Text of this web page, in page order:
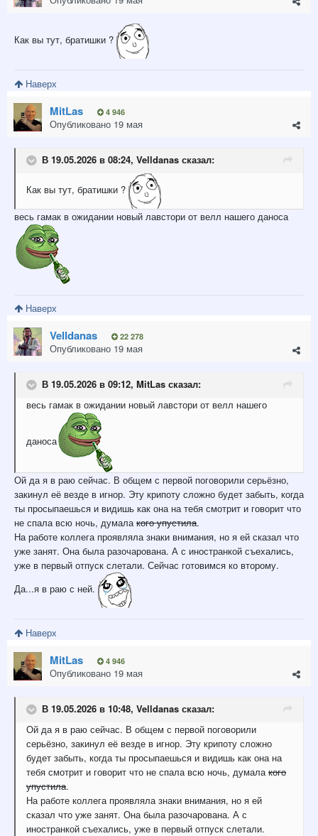
Как вы тут, братишки ?
Наверх
MitLas 4 946
Опубликовано 19 мая
В 19.05.2026 в 08:24, Velldanas сказал:
Как вы тут, братишки ?
весь гамак в ожидании новый лавстори от велл нашего даноса
Наверх
Velldanas 22 278
Опубликовано 19 мая
В 19.05.2026 в 09:12, MitLas сказал:
весь гамак в ожидании новый лавстори от велл нашего
даноса
Ой да я в раю сейчас. В общем с первой поговорили серьёзно,
закинул её везде в игнор. Эту крипоту сложно будет забыть, когда
ты просыпаешься и видишь как она на тебя смотрит и говорит что
не спала всю ночь, думалакого упустила.
На работе коллега проявляла знаки внимания, но я ей сказал что
уже занят. Она была разочарована. А с иностранкой съехались,
уже в первый отпуск слетали. Сейчас готовимся ко второму.
Да...я в раю с ней.
Наверх
MitLas 4 946
Опубликовано 19 мая
В 19.05.2026 в 10:48, Velldanas сказал:
Ой да я в раю сейчас. В общем с первой поговорили
серьёзно, закинул её везде в игнор. Эту крипоту сложно
будет забыть, когда ты просыпаешься и видишь как она на
тебя смотрит и говорит что не спала всю ночь, думала кого
упустила.
На работе коллега проявляла знаки внимания, но я ей
сказал что уже занят. Она была разочарована. А с
иностранкой съехались, уже в первый отпуск слетали.